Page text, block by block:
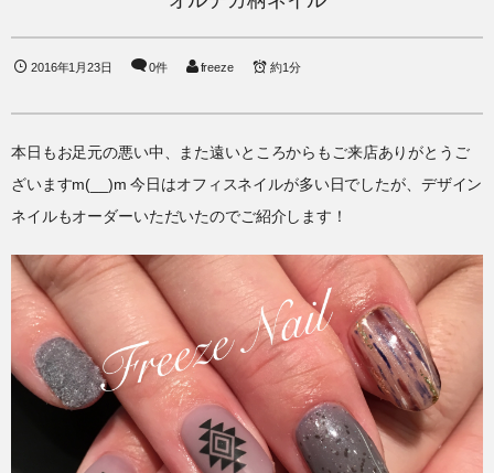
2016年1月23日 0件 freeze 約1分
本日もお足元の悪い中、また遠いところからもご来店ありがとうご
ざいますm(__)m 今日はオフィスネイルが多い日でしたが、デザイン
ネイルもオーダーいただいたのでご紹介します！